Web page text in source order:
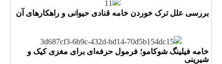
بررسی علل ترک خوردن خامه قنادی حیوانی و راهکارهای آن
خامه فیلینگ شوکامو؛ فرمول حرفه‌ای برای مغزی کیک و
شیرینی